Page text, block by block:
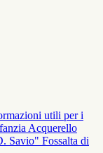
utili per i
Acquerello
Savio" Fossalta di